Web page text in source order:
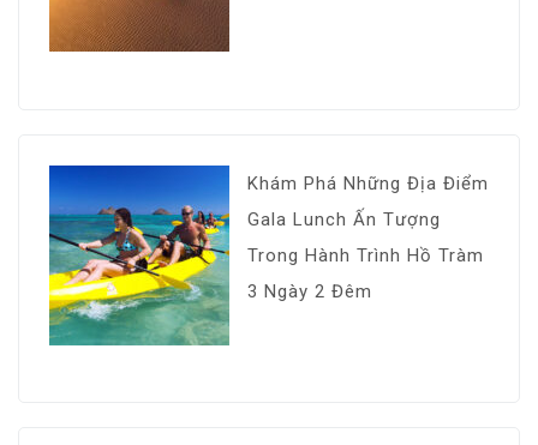
Khám Phá Những Địa Điểm
Gala Lunch Ấn Tượng
Trong Hành Trình Hồ Tràm
3 Ngày 2 Đêm